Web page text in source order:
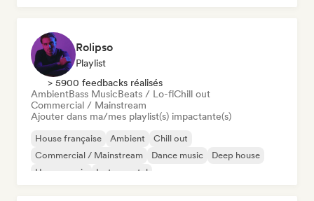
Rolipso
Playlist
> 5900 feedbacks réalisés
AmbientBass MusicBeats / Lo-fiChill out
Commercial / Mainstream
Ajouter dans ma/mes playlist(s) impactante(s)
House française Ambient
Chill out
Commercial / Mainstream
Dance music
Deep house
House music
Instrumental